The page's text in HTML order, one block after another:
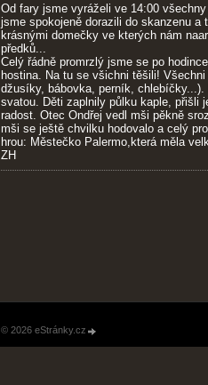
Od fary jsme vyráželi ve 14:00
jsme spokojeně dorazili do skanzenu
krásnými domečky ve kterých nám
předků...
Celý řádně promrzlý jsme se po
hostina. Na tu se všichni těšili!
džusíky, bábovka, perník,
svatou. Děti zaplnily půlku kaple, přišli
radost. Otec Ondřej vedl mši pěkně
mši se ještě chvilku hodovalo a celý
hrou: Městečko Palermo,která měla
ZH
© 2026 eStránky.cz